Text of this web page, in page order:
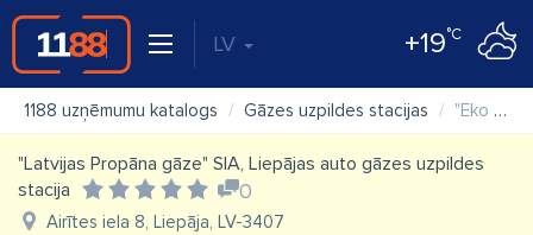
LV +19°C
1188 uzņēmumu katalogs Gāzes uzpildes stacijas "Eko Gāze" SIA auto gāzes uzpildes stacija
"Latvijas Propāna gāze" SIA, Liepājas auto gāzes uzpildes
stacija
0
Airītes iela 8, Liepāja, LV-3407